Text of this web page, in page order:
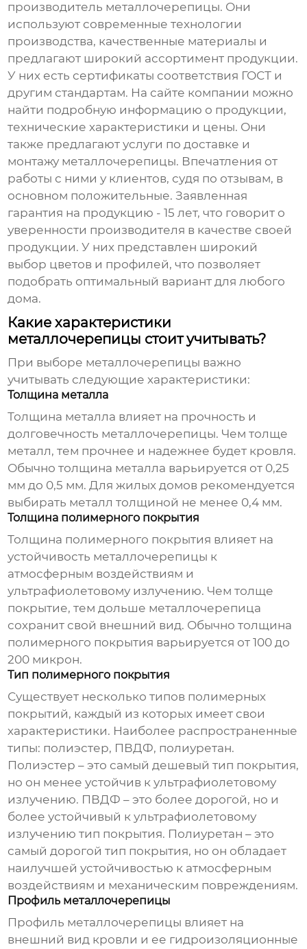
производитель металлочерепицы. Они
используют современные технологии
производства, качественные материалы и
предлагают широкий ассортимент продукции.
У них есть сертификаты соответствия ГОСТ и
другим стандартам. На сайте компании можно
найти подробную информацию о продукции,
технические характеристики и цены. Они
также предлагают услуги по доставке и
монтажу металлочерепицы. Впечатления от
работы с ними у клиентов, судя по отзывам, в
основном положительные. Заявленная
гарантия на продукцию - 15 лет, что говорит о
уверенности производителя в качестве своей
продукции. У них представлен широкий
выбор цветов и профилей, что позволяет
подобрать оптимальный вариант для любого
дома.
Какие характеристики
металлочерепицы стоит учитывать?
При выборе металлочерепицы важно
учитывать следующие характеристики:
Толщина металла
Толщина металла влияет на прочность и
долговечность металлочерепицы. Чем толще
металл, тем прочнее и надежнее будет кровля.
Обычно толщина металла варьируется от 0,25
мм до 0,5 мм. Для жилых домов рекомендуется
выбирать металл толщиной не менее 0,4 мм.
Толщина полимерного покрытия
Толщина полимерного покрытия влияет на
устойчивость металлочерепицы к
атмосферным воздействиям и
ультрафиолетовому излучению. Чем толще
покрытие, тем дольше металлочерепица
сохранит свой внешний вид. Обычно толщина
полимерного покрытия варьируется от 100 до
200 микрон.
Тип полимерного покрытия
Существует несколько типов полимерных
покрытий, каждый из которых имеет свои
характеристики. Наиболее распространенные
типы: полиэстер, ПВДФ, полиуретан.
Полиэстер – это самый дешевый тип покрытия,
но он менее устойчив к ультрафиолетовому
излучению. ПВДФ – это более дорогой, но и
более устойчивый к ультрафиолетовому
излучению тип покрытия. Полиуретан – это
самый дорогой тип покрытия, но он обладает
наилучшей устойчивостью к атмосферным
воздействиям и механическим повреждениям.
Профиль металлочерепицы
Профиль металлочерепицы влияет на
внешний вид кровли и ее гидроизоляционные